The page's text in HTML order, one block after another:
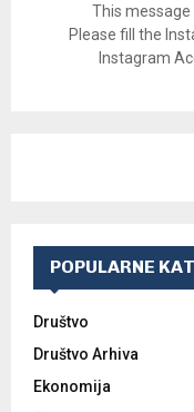
This
Please fill the
Instagram
POPULARNE
Društvo
Društvo Arhiva
Ekonomija